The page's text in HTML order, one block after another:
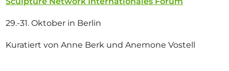
29.-31. Oktober in Berlin
Kuratiert von Anne Berk und Anemone Vostell